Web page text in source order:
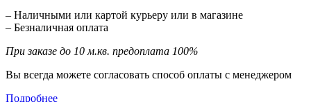
– Наличными или картой курьеру или в магазине
– Безналичная оплата
При заказе до 10 м.кв. предоплата 100%
Вы всегда можете согласовать способ оплаты с менеджером
Подробнее